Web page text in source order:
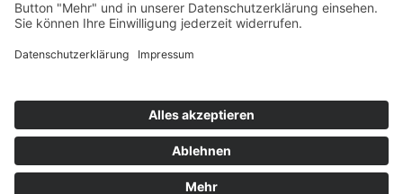
© 2026 Walter Stuber -Impressum Datenschutz
Gemeinhardt Service - Mutmacher.jetzt
Bewertungen auf ProvenExpert.com